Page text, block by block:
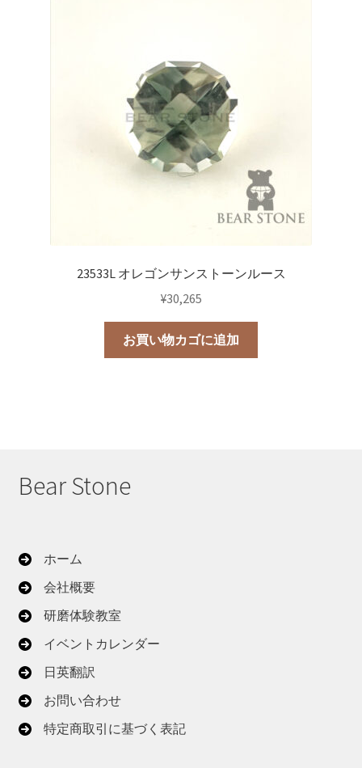
23533L オレゴンサンストーンルース
¥30,265
お買い物カゴに追加
Bear Stone
ホーム
会社概要
研磨体験教室
イベントカレンダー
日英翻訳
お問い合わせ
特定商取引に基づく表記